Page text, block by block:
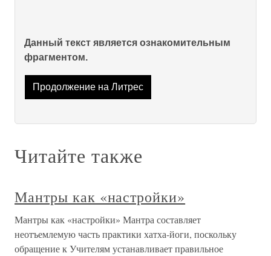
Данный текст является ознакомительным
фрагментом.
Продолжение на Литрес
Читайте также
Мантры как «настройки»
Мантры как «настройки» Мантра составляет
неотъемлемую часть практики хатха-йоги, поскольку
обращение к Учителям устанавливает правильное